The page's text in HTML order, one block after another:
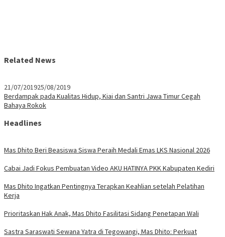
Related News
21/07/201925/08/2019
Berdampak pada Kualitas Hidup, Kiai dan Santri Jawa Timur Cegah
Bahaya Rokok
Headlines
Mas Dhito Beri Beasiswa Siswa Peraih Medali Emas LKS Nasional 2026
Cabai Jadi Fokus Pembuatan Video AKU HATINYA PKK Kabupaten Kediri
Mas Dhito Ingatkan Pentingnya Terapkan Keahlian setelah Pelatihan
Kerja
Prioritaskan Hak Anak, Mas Dhito Fasilitasi Sidang Penetapan Wali
Sastra Saraswati Sewana Yatra di Tegowangi, Mas Dhito: Perkuat